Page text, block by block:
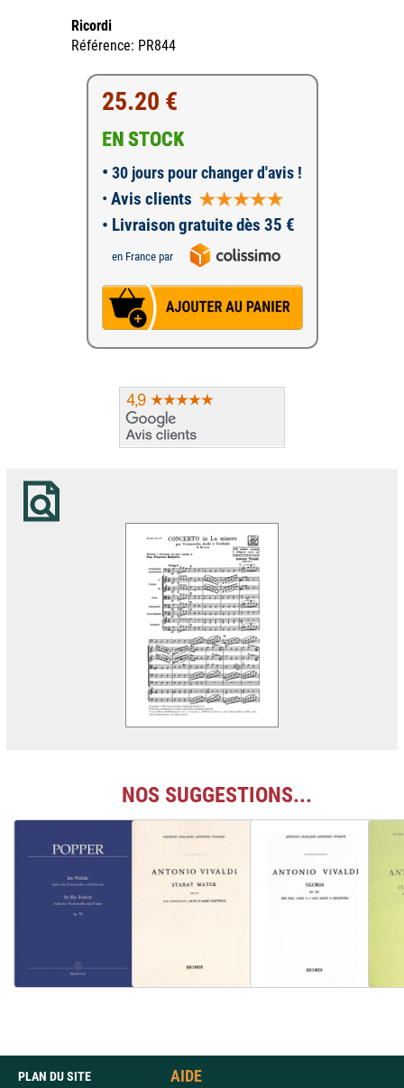
Ricordi
Référence: PR844
25.20 €
EN STOCK
• 30 jours pour changer d'avis !
• Avis clients
• Livraison gratuite dès 35 €
en France par
NOS SUGGESTIONS...
PLAN DU SITE AIDE